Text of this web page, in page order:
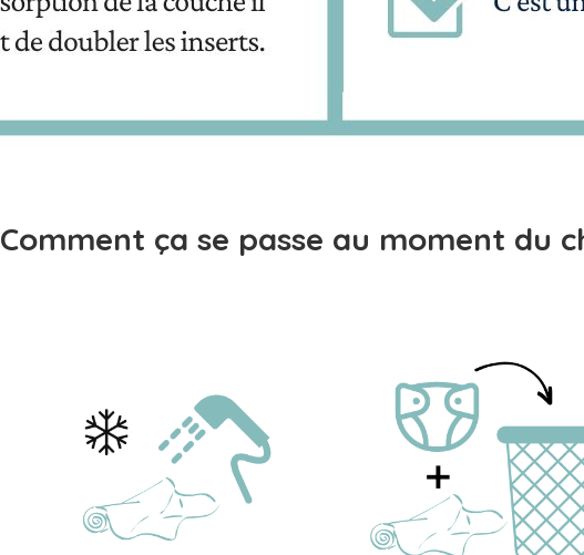
Comment ça se passe au moment du